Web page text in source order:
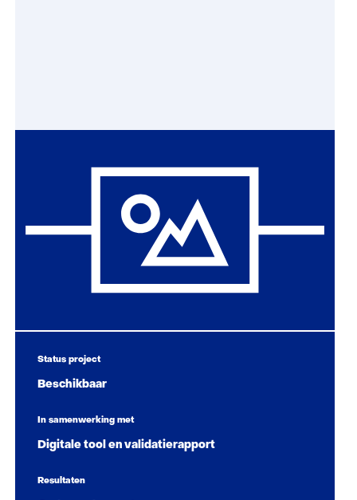
Status project
Beschikbaar
In samenwerking met
Digitale tool en validatierapport
Resultaten